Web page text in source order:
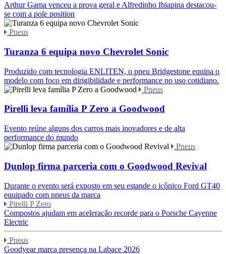
Arthur Gama venceu a prova geral e Alfredinho Ibiapina destacou-
se com a pole position
Pneus
Turanza 6 equipa novo Chevrolet Sonic
Produzido com tecnologia ENLITEN, o pneu Bridgestone equipa o
modelo com foco em dirigibilidade e performance no uso cotidiano.
Pneus
Pirelli leva família P Zero a Goodwood
Evento reúne alguns dos carros mais inovadores e de alta
performance do mundo
Pneus
Dunlop firma parceria com o Goodwood Revival
Durante o evento será exposto em seu estande o icônico Ford GT40
equipado com pneus da marca
Pirelli P Zero
Compostos ajudam em aceleração recorde para o Porsche Cayenne
Electric
Pneus
Goodyear marca presença na Labace 2026